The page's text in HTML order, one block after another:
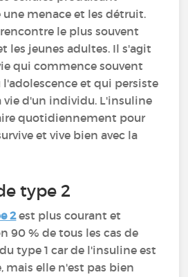
menace et les détruit.
le plus souvent
les jeunes adultes. Il s'agit
qui commence souvent
l'adolescence et qui persiste
vie d'un individu. L'insuline
quotidiennement pour
et vive bien avec la
type 2
2est plus courant et
90 % de tous les cas de
type 1 car de l'insuline est
mais elle n'est pas bien